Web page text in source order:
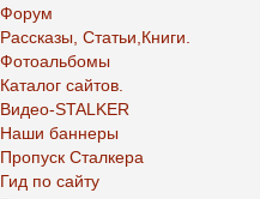
Форум
Рассказы, Статьи,Книги.
Фотоальбомы
Каталог сайтов.
Видео-STALKER
Наши баннеры
Пропуск Сталкера
Гид по сайту